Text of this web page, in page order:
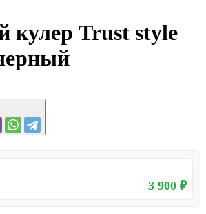
кулер Trust style
3 900 ₽